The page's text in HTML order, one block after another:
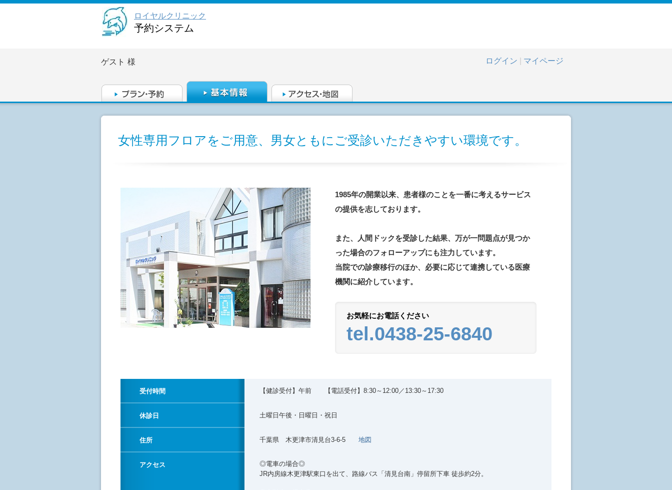
ロイヤルクリニック
予約システム
ゲスト 様 ログイン マイページ
女性専用フロアをご用意、男女ともにご受診いただきやすい環境です。
1985年の開業以来、患者様のことを一番に考えるサービス
の提供を志しております。
また、人間ドックを受診した結果、万が一問題点が見つか
った場合のフォローアップにも注力しています。
当院での診療移行のほか、必要に応じて連携している医療
機関に紹介しています。
お気軽にお電話ください
tel.0438-25-6840
受付時間 【健診受付】午前 【電話受付】8:30～12:00／13:30～17:30
休診日 土曜日午後・日曜日・祝日
住所 千葉県 木更津市清見台3-6-5 地図
アクセス
◎電車の場合◎
JR内房線木更津駅東口を出て、路線バス「清見台南」停留所下車 徒歩約2分。